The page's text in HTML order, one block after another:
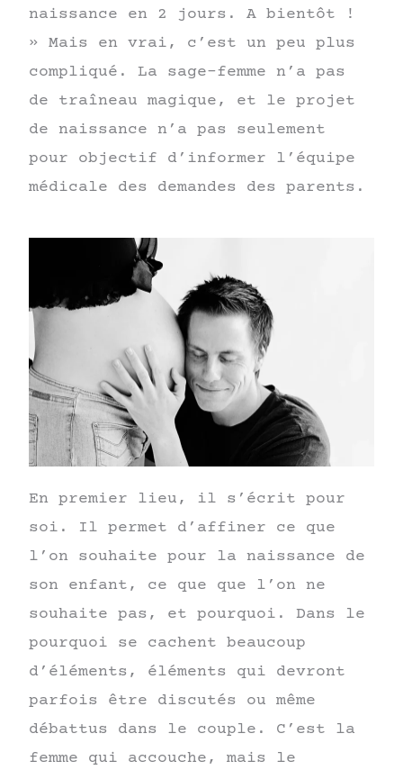
naissance en 2 jours. A bientôt !
» Mais en vrai, c’est un peu plus
compliqué. La sage-femme n’a pas
de traîneau magique, et le projet
de naissance n’a pas seulement
pour objectif d’informer l’équipe
médicale des demandes des parents.
En premier lieu, il s’écrit pour
soi. Il permet d’affiner ce que
l’on souhaite pour la naissance de
son enfant, ce que que l’on ne
souhaite pas, et pourquoi. Dans le
pourquoi se cachent beaucoup
d’éléments, éléments qui devront
parfois être discutés ou même
débattus dans le couple. C’est la
femme qui accouche, mais le